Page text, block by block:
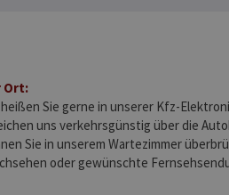
Ort:
Sie gerne in unserer Kfz-
uns verkehrsgünstig über die
Sie in unserem Wartezimmer
oder gewünschte